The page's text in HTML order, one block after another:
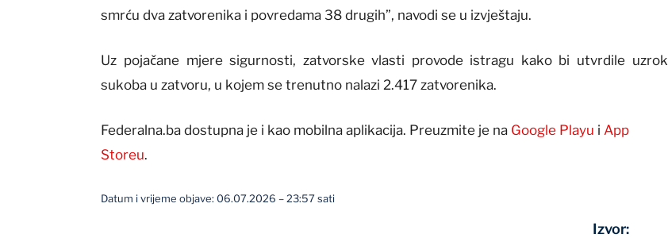
smrću dva zatvorenika i povredama 38 drugih”, navodi se u izvještaju.
Uz pojačane mjere sigurnosti, zatvorske vlasti provode istragu kako bi utvrdile uzrok
sukoba u zatvoru, u kojem se trenutno nalazi 2.417 zatvorenika.
Federalna.ba dostupna je i kao mobilna aplikacija. Preuzmite je na Google Playu iApp
Storeu.
Datum i vrijeme objave: 06.07.2026 – 23:57 sati
Izvor: